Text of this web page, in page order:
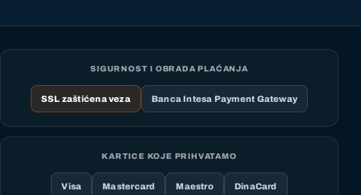
SIGURNOST I OBRADA PLAĆANJA
SSL zaštićena veza Banca Intesa Payment Gateway
KARTICE KOJE PRIHVATAMO
Visa Mastercard Maestro DinaCard